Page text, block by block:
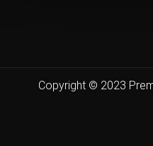
Copyright © 2023